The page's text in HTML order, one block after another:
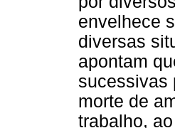
envelhece
diversas
apontam
sucessivas
morte de
trabalho,